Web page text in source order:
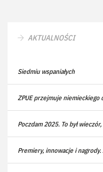
AKTUALNOŚCI
Siedmiu wspaniałych
ZPUE przejmuje niemieckiego
Poczdam 2025. To był
Premiery, innowacje i nagrody.